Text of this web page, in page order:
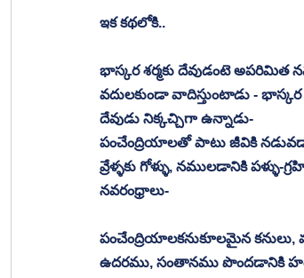
ఇక కథలోకి..
భాస్కర శర్మకు దేవుడంటె అపరిమిత
వదులకుండా వాదిస్తుంటాడు -
దేవుడు నిక్కచ్చిగా ఉన్నాడు-
పంచేంద్రియాలతో పాటు జీవికి
వ్రేళ్ళకు గోళ్ళు, నములడానికి
నవరంధ్రాలు-
పంచేంద్రియాలకనుకూలమైన కనులు,
ఉదరము, సంతానము పొందడానికి